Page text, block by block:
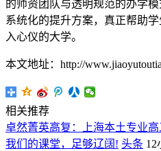
的师资团队与透明规范的办学
系统化的提升方案，真正帮助
入心仪的大学。
本文地址：http://
相关推荐
卓然菁英高复：上海本土专业
我们的课堂，足够辽阔! 头条 12